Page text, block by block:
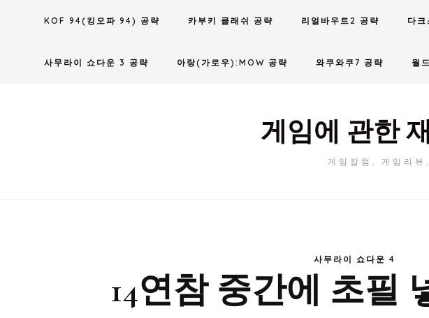
KOF 94(킹오파 94) 공략 카부키 클래쉬 공략 리얼바우트2 공략 다
사무라이 쇼다운 3 공략 아랑(가로우):MOW 공략 와쿠와쿠7 공략 월
게임에 관한
게임칼럼, 게임리
사무라이 쇼다운 4
14연참 중간에 초필